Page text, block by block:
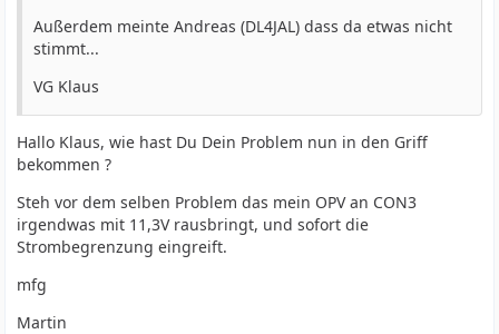
Außerdem meinte Andreas (DL4JAL) dass da etwas nicht
stimmt...
VG Klaus
Hallo Klaus, wie hast Du Dein Problem nun in den Griff
bekommen ?
Steh vor dem selben Problem das mein OPV an CON3
irgendwas mit 11,3V rausbringt, und sofort die
Strombegrenzung eingreift.
mfg
Martin